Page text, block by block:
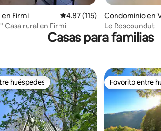
Firmi Calificación promedio: 4.87 de
4.87 (115)
Casa rural en Firmi
Condominio en
-de-Rouergue
Le Rescoundut
Casas para familias
huéspedes
huéspedes Favorito entre
Favorito entre